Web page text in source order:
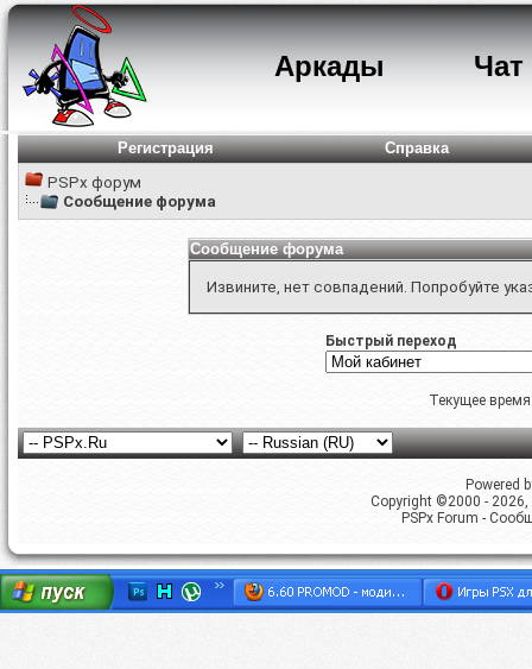
Аркады Чат
Регистрация
Справка
PSPx форум
Сообщение форума
Сообщение форума
Извините, нет совпадений. Попробуйте
Быстрый переход
Текущее
Powered
Copyright ©2000 -
PSPx Forum -